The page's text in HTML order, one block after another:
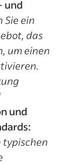
und
Sie ein
das
um einen
und
typischen